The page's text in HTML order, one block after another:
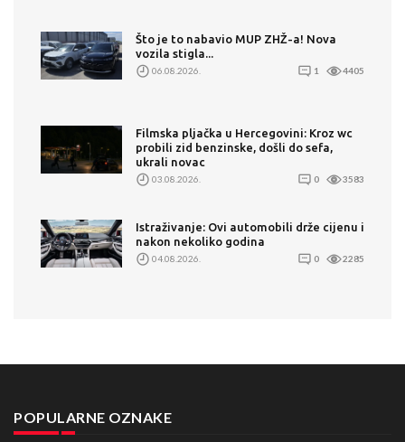
Što je to nabavio MUP ZHŽ-a! Nova
vozila stigla...
06.08.2026. 1 4405
Filmska pljačka u Hercegovini: Kroz wc
probili zid benzinske, došli do sefa,
ukrali novac
03.08.2026. 0 3583
Istraživanje: Ovi automobili drže cijenu i
nakon nekoliko godina
04.08.2026. 0 2285
POPULARNE OZNAKE